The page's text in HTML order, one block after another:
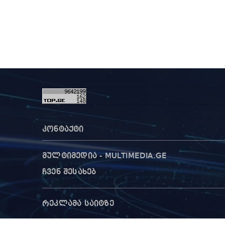
კონტაქტი
მულტიმედია - MULTIMEDIA.GE
ჩვენ შესახებ
რეკლამა საიტზე